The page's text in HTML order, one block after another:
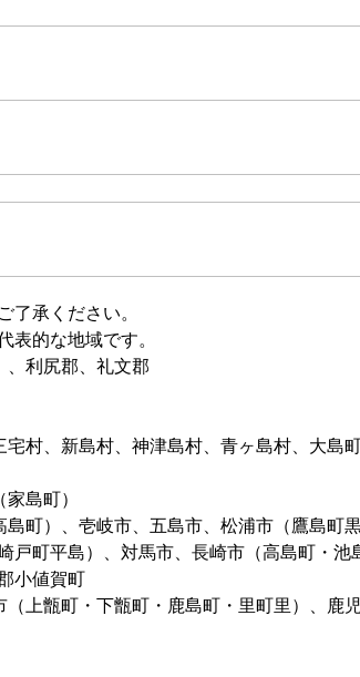
了承ください。
表的な地域です。
、利尻郡、礼文郡
村、新島村、神津島村、青ヶ島村、大島
島町）
町）、壱岐市、五島市、松浦市（鷹島町
戸町平島）、対馬市、長崎市（高島町・
小値賀町
上甑町・下甑町・鹿島町・里町里）、鹿